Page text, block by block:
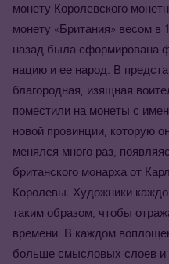
монету Королевского
монету «Британия» весом
назад была сформирована
нацию и ее народ. В
благородная, изящная
поместили на монеты с
новой провинции, которую
менялся много раз,
британского монарха от
Королевы. Художники
таким образом, чтобы
времени. В каждом
больше смысловых слоев